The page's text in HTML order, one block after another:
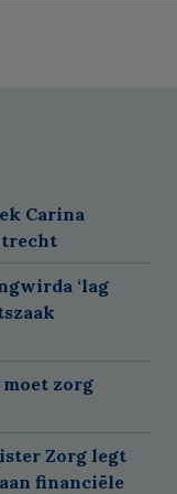
Carina
‘lag
moet zorg
Zorg legt
financiële